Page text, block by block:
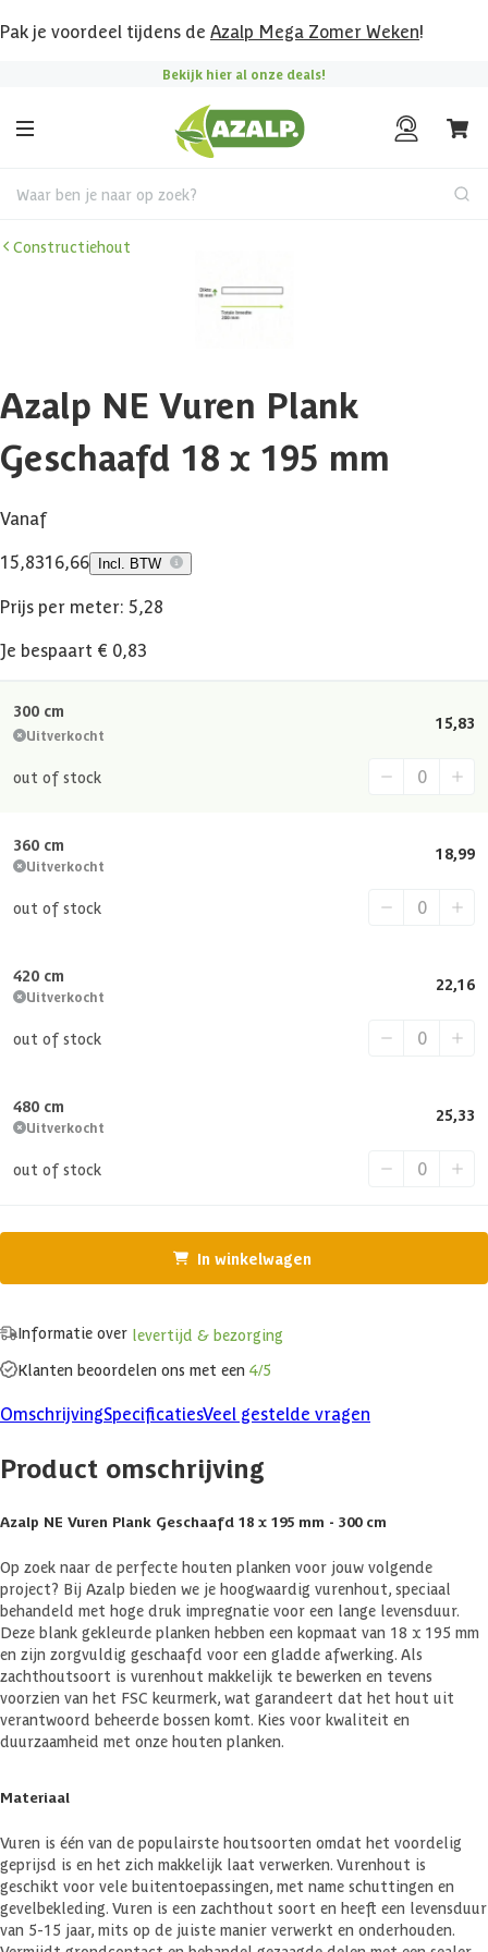
Pak je voordeel tijdens de Azalp Mega Zomer Weken!
Bekijk hier al onze deals!
Waar ben je naar op zoek?
Constructiehout
Azalp NE Vuren Plank
Geschaafd 18 x 195 mm
Vanaf
15,8316,66 Incl. BTW
Prijs per meter: 5,28
Je bespaart € 0,83
300 cm
Uitverkocht
out of stock
15,83
360 cm
Uitverkocht
out of stock
18,99
420 cm
Uitverkocht
out of stock
22,16
480 cm
Uitverkocht
out of stock
25,33
In winkelwagen
Informatie over levertijd & bezorging
Klanten beoordelen ons met een 4/5
OmschrijvingSpecificatiesVeel gestelde vragen
Product omschrijving
Azalp NE Vuren Plank Geschaafd 18 x 195 mm - 300 cm
Op zoek naar de perfecte houten planken voor jouw volgende
project? Bij Azalp bieden we je hoogwaardig vurenhout, speciaal
behandeld met hoge druk impregnatie voor een lange levensduur.
Deze blank gekleurde planken hebben een kopmaat van 18 x 195 mm
en zijn zorgvuldig geschaafd voor een gladde afwerking. Als
zachthoutsoort is vurenhout makkelijk te bewerken en tevens
voorzien van het FSC keurmerk, wat garandeert dat het hout uit
verantwoord beheerde bossen komt. Kies voor kwaliteit en
duurzaamheid met onze houten planken.
Materiaal
Vuren is één van de populairste houtsoorten omdat het voordelig
geprijsd is en het zich makkelijk laat verwerken. Vurenhout is
geschikt voor vele buitentoepassingen, met name schuttingen en
gevelbekleding. Vuren is een zachthout soort en heeft een levensduur
van 5-15 jaar, mits op de juiste manier verwerkt en onderhouden.